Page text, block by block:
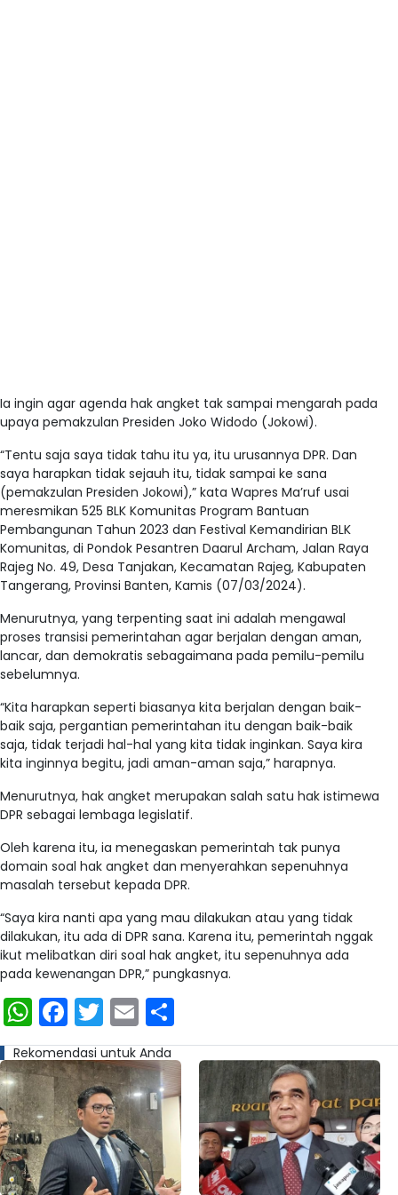
Ia ingin agar agenda hak angket tak sampai mengarah pada
upaya pemakzulan Presiden Joko Widodo (Jokowi).
“Tentu saja saya tidak tahu itu ya, itu urusannya DPR. Dan
saya harapkan tidak sejauh itu, tidak sampai ke sana
(pemakzulan Presiden Jokowi),” kata Wapres Ma’ruf usai
meresmikan 525 BLK Komunitas Program Bantuan
Pembangunan Tahun 2023 dan Festival Kemandirian BLK
Komunitas, di Pondok Pesantren Daarul Archam, Jalan Raya
Rajeg No. 49, Desa Tanjakan, Kecamatan Rajeg, Kabupaten
Tangerang, Provinsi Banten, Kamis (07/03/2024).
Menurutnya, yang terpenting saat ini adalah mengawal
proses transisi pemerintahan agar berjalan dengan aman,
lancar, dan demokratis sebagaimana pada pemilu-pemilu
sebelumnya.
“Kita harapkan seperti biasanya kita berjalan dengan baik-
baik saja, pergantian pemerintahan itu dengan baik-baik
saja, tidak terjadi hal-hal yang kita tidak inginkan. Saya kira
kita inginnya begitu, jadi aman-aman saja,” harapnya.
Menurutnya, hak angket merupakan salah satu hak istimewa
DPR sebagai lembaga legislatif.
Oleh karena itu, ia menegaskan pemerintah tak punya
domain soal hak angket dan menyerahkan sepenuhnya
masalah tersebut kepada DPR.
“Saya kira nanti apa yang mau dilakukan atau yang tidak
dilakukan, itu ada di DPR sana. Karena itu, pemerintah nggak
ikut melibatkan diri soal hak angket, itu sepenuhnya ada
pada kewenangan DPR,” pungkasnya.
WhatsApp
Facebook
Twitter
Email
Rekomendasi untuk Anda